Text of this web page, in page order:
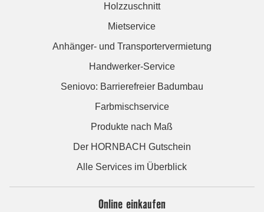
Holzzuschnitt
Mietservice
Anhänger- und Transportervermietung
Handwerker-Service
Seniovo: Barrierefreier Badumbau
Farbmischservice
Produkte nach Maß
Der HORNBACH Gutschein
Alle Services im Überblick
Online einkaufen